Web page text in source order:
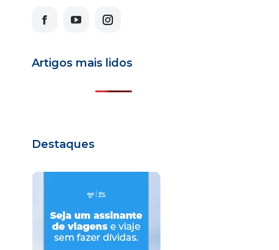
FacebookYouTube
Artigos mais lidos
Destaques